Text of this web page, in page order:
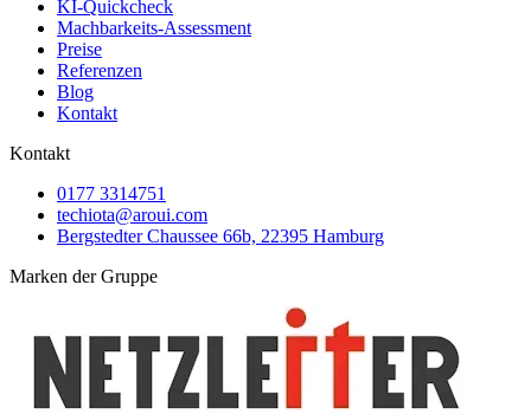
KI-Quickcheck
Machbarkeits-Assessment
Preise
Referenzen
Blog
Kontakt
Kontakt
0177 3314751
techiota@aroui.com
Bergstedter Chaussee 66b, 22395 Hamburg
Marken der Gruppe